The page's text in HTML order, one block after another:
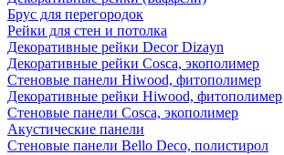
Брус для перегородок
Рейки для стен и потолка
Декоративные рейки Decor Dizayn
Декоративные рейки Cosca, экополимер
Стеновые панели Hiwood, фитополимер
Декоративные рейки Hiwood, фитополимер
Стеновые панели Cosca, экополимер
Акустические панели
Стеновые панели Bello Deco, полистирол